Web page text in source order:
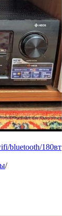
bluetooth/180вт
/